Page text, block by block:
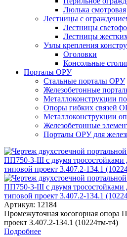
Люлька смотровая
Лестницы с
Лестницы
Лестницы
Узлы крепления
Оголовки
Консольные
Порталы ОРУ
Стальные порталы ОРУ
Железобетонные
Металлоконструкции
Опоры гибких связей
Металлоконструкции
Железобетонные
Порталы ОРУ для
Артикул: 12184
Промежуточная косогорная опора
проект 3.407.2-134.1 (10224тм-т4)
Подробнее